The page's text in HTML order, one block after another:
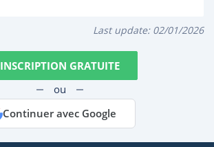
Last update: 02/01/2026
INSCRIPTION GRATUITE
ou
Continuer avec Google